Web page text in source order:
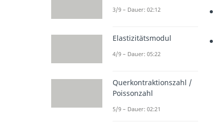
3/9 – Dauer: 02:12
Elastizitätsmodul
4/9 – Dauer: 05:22
Querkontraktionszahl /
Poissonzahl
5/9 – Dauer: 02:21